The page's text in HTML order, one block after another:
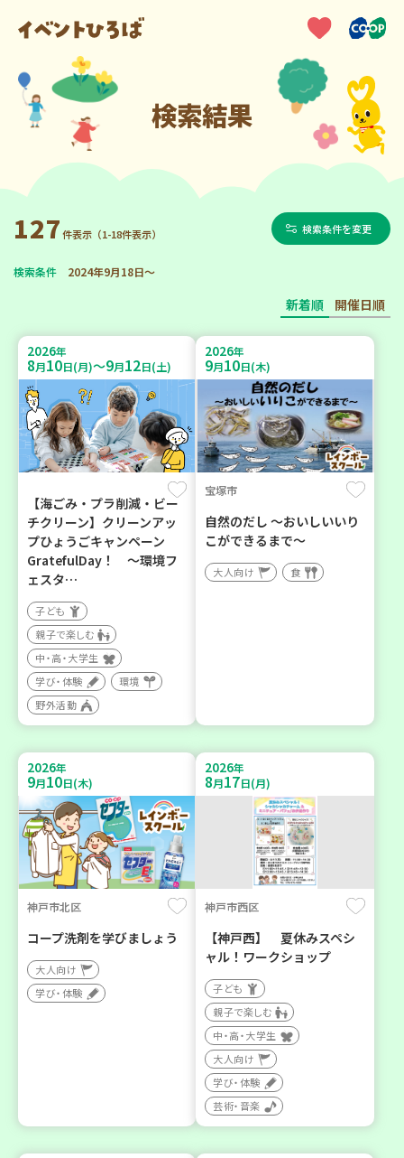
検索結果
127件表示（1-18件表示） 検索条件を変更
検索条件 2024年9月18日～
新着順 開催日順
2026年
8月10日(月)～9月12日(土)
【海ごみ・プラ削減・ビー
チクリーン】クリーンアッ
プひょうごキャンペーン
GratefulDay！ ～環境フ
ェスタ…
子ども
親子で楽しむ
中・高・大学生
学び・体験
環境
野外活動
2026年
9月10日(木)
宝塚市
自然のだし ～おいしいいり
こができるまで～
大人向け 食
2026年
9月10日(木)
神戸市北区
コープ洗剤を学びましょう
大人向け
学び・体験
2026年
8月17日(月)
神戸市西区
【神戸西】 夏休みスペシ
ャル！ワークショップ
子ども
親子で楽しむ
中・高・大学生
大人向け
学び・体験
芸術・音楽